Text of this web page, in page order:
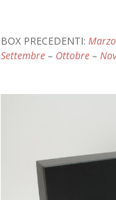
BOX PRECEDENTI:Marzo
Settembre – Ottobre –